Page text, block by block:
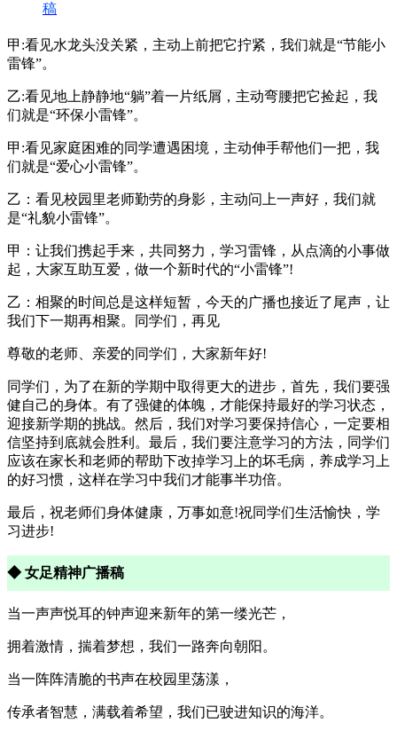
稿
甲:看见水龙头没关紧，主动上前把它拧紧，我们就是“节能小
雷锋”。
乙:看见地上静静地“躺”着一片纸屑，主动弯腰把它捡起，我
们就是“环保小雷锋”。
甲:看见家庭困难的同学遭遇困境，主动伸手帮他们一把，我
们就是“爱心小雷锋”。
乙：看见校园里老师勤劳的身影，主动问上一声好，我们就
是“礼貌小雷锋”。
甲：让我们携起手来，共同努力，学习雷锋，从点滴的小事做
起，大家互助互爱，做一个新时代的“小雷锋”!
乙：相聚的时间总是这样短暂，今天的广播也接近了尾声，让
我们下一期再相聚。同学们，再见
尊敬的老师、亲爱的同学们，大家新年好!
同学们，为了在新的学期中取得更大的进步，首先，我们要强
健自己的身体。有了强健的体魄，才能保持最好的学习状态，
迎接新学期的挑战。然后，我们对学习要保持信心，一定要相
信坚持到底就会胜利。最后，我们要注意学习的方法，同学们
应该在家长和老师的帮助下改掉学习上的坏毛病，养成学习上
的好习惯，这样在学习中我们才能事半功倍。
最后，祝老师们身体健康，万事如意!祝同学们生活愉快，学
习进步!
◆ 女足精神广播稿
当一声声悦耳的钟声迎来新年的第一缕光芒，
拥着激情，揣着梦想，我们一路奔向朝阳。
当一阵阵清脆的书声在校园里荡漾，
传承者智慧，满载着希望，我们已驶进知识的海洋。